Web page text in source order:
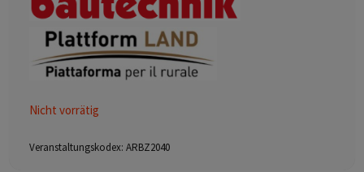
Nicht vorrätig
Veranstaltungskodex: ARBZ2040